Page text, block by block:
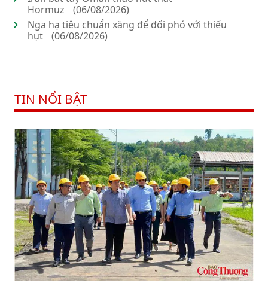
Hormuz
(06/08/2026)
Nga hạ tiêu chuẩn xăng để đối phó với thiếu
hụt
(06/08/2026)
TIN NỔI BẬT